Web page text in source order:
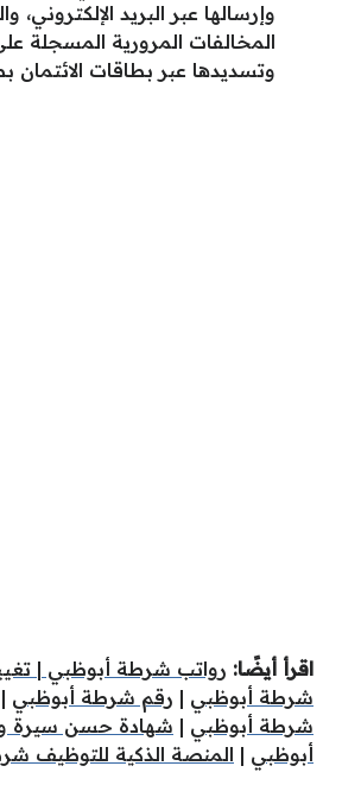
وإرسالها عبر البريد الإلكتروني،
المخالفات المرورية المسجلة
وتسديدها عبر بطاقات الائتمان
اقرأ أيضًا: رواتب شرطة أبوظبي |
شرطة أبوظبي | رقم شرطة أبوظبي |
شرطة أبوظبي | شهادة حسن سيرة
أبوظبي | المنصة الذكية للتوظيف